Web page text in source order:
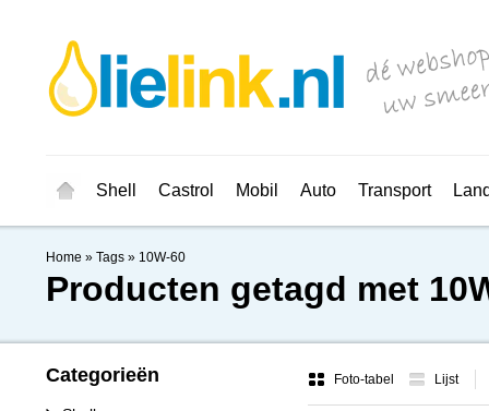
Shell Castrol Mobil Auto Transport
Home » Tags » 10W-60
Producten getagd met
Foto-tabel Lijst
Categorieën